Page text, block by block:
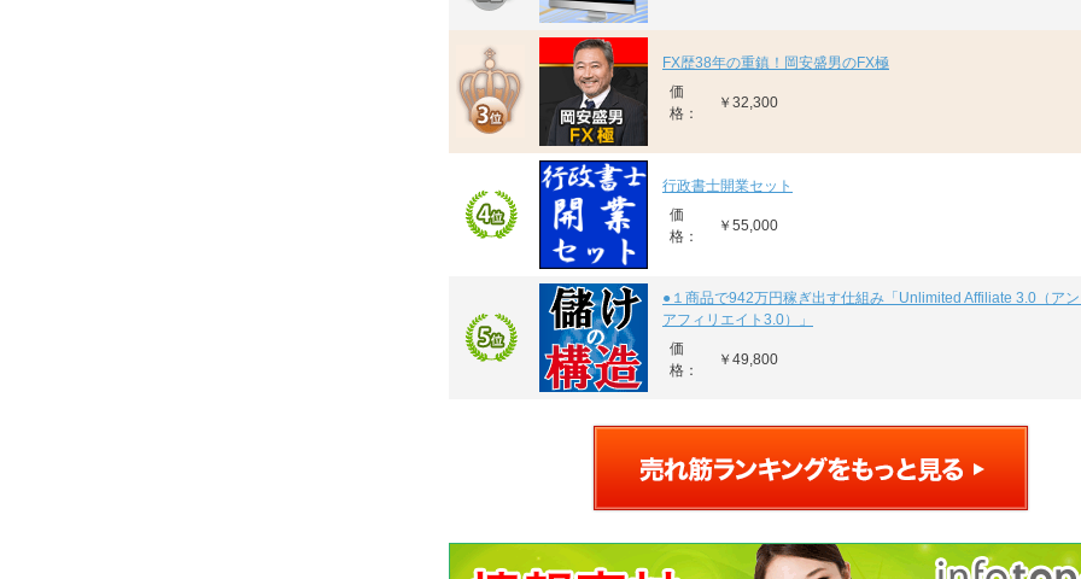
FX歴38年の重鎮！岡安盛男のFX極
価
格：
￥32,300
行政書士開業セット
価
格：
￥55,000
●１商品で942万円稼ぎ出す仕組み「Unlimited Affiliate 3.0（ア
アフィリエイト3.0）」
価
格：
￥49,800